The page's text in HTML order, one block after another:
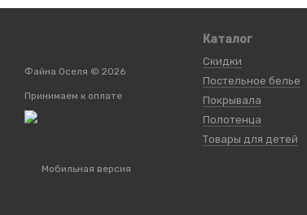
Файна Оселя © 2026
Принимаем к оплате
Мобильная версия
Каталог
Скидки
Постельное белье
Покрывала
Полотенца
Товары для детей